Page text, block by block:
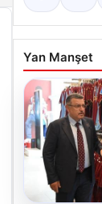
Yan Manşet